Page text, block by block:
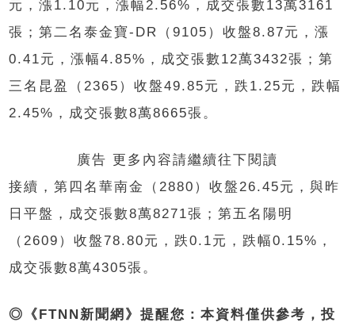
元，漲1.10元，漲幅2.56%，成交張數13萬3161
張；第二名泰金寶-DR（9105）收盤8.87元，漲
0.41元，漲幅4.85%，成交張數12萬3432張；第
三名昆盈（2365）收盤49.85元，跌1.25元，跌幅
2.45%，成交張數8萬8665張。
廣告 更多內容請繼續往下閱讀
接續，第四名華南金（2880）收盤26.45元，與昨
日平盤，成交張數8萬8271張；第五名陽明
（2609）收盤78.80元，跌0.1元，跌幅0.15%，
成交張數8萬4305張。
◎《FTNN新聞網》提醒您：本資料僅供參考，投